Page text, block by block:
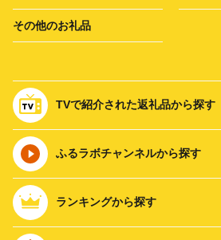
その他のお礼品
TVで紹介された返礼品から探す
ふるラボチャンネルから探す
ランキングから探す